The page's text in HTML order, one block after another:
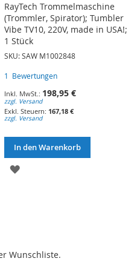
RayTech Trommelmaschine
(Trommler, Spirator); Tumbler
Vibe TV10, 220V, made in USA!;
1 Stück
SKU: SAW M1002848
1 Bewertungen
198,95 €
zzgl. Versand
167,18 €
zzgl. Versand
In den Warenkorb
ZUR
Wunschliste.